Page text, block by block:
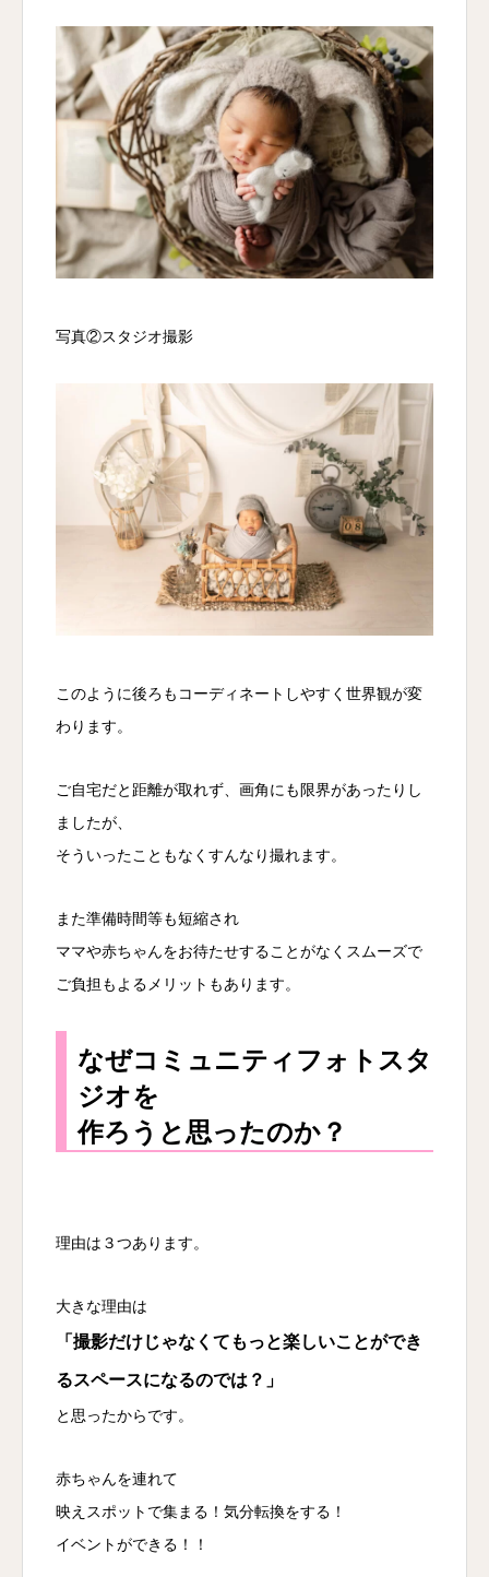
写真②スタジオ撮影
このように後ろもコーディネートしやすく世界観が変
わります。
ご自宅だと距離が取れず、画角にも限界があったりし
ましたが、
そういったこともなくすんなり撮れます。
また準備時間等も短縮され
ママや赤ちゃんをお待たせすることがなくスムーズで
ご負担もよるメリットもあります。
なぜコミュニティフォトスタ
ジオを
作ろうと思ったのか？
理由は３つあります。
大きな理由は
「撮影だけじゃなくてもっと楽しいことができ
るスペースになるのでは？」
と思ったからです。
赤ちゃんを連れて
映えスポットで集まる！気分転換をする！
イベントができる！！